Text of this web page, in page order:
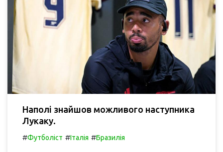
Наполі знайшов можливого наступника
Лукаку.
#Футболіст #Італія #Бразилія